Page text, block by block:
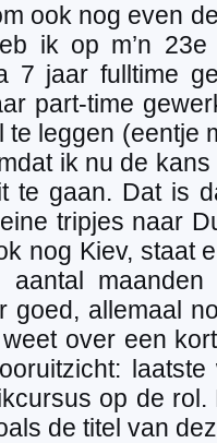
ook nog even
ik op m’n
7 jaar fulltime
part-time
te leggen (eentje
ik nu de
te gaan. Dat is
tripjes naar
nog Kiev, staat
aantal
goed, allemaal
over een
op de
de titel van